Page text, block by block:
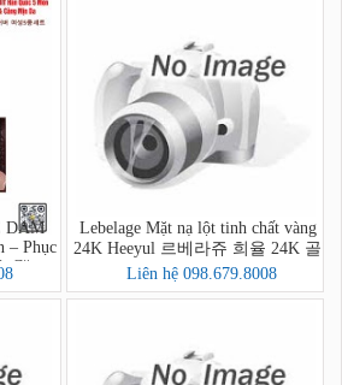
DAM
– Phục
Lebelage Mặt nạ lột tinh chất vàng
24K Heeyul 르베라쥬 희율 24K 골
드 필 오프 팩
Liên hệ 098.679.8008